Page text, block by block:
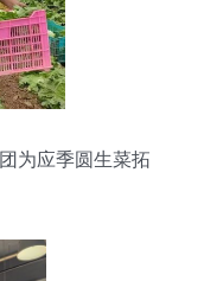
为应季圆生菜拓